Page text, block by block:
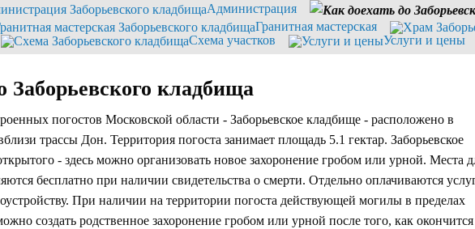
Администрация
Гранитная мастерская
Схема участков
Услуги и цены
Заборьевского кладбища
погостов Московской области - Заборьевское кладбище - расположено в
трассы Дон. Территория погоста занимает площадь 5.1 гектар. Заборьевское
- здесь можно организовать новое захоронение гробом или урной. Места
бесплатно при наличии свидетельства о смерти. Отдельно оплачиваются
При наличии на территории погоста действующей могилы в пределах
создать родственное захоронение гробом или урной после того, как окончится